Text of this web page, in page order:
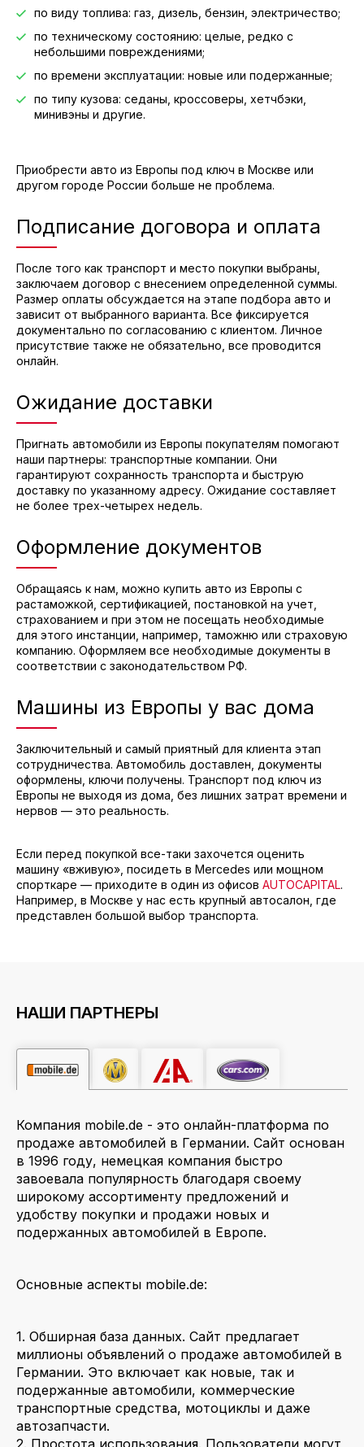
по виду топлива: газ, дизель, бензин, электричество;
по техническому состоянию: целые, редко с
небольшими повреждениями;
по времени эксплуатации: новые или подержанные;
по типу кузова: седаны, кроссоверы, хетчбэки,
минивэны и другие.
Приобрести авто из Европы под ключ в Москве или
другом городе России больше не проблема.
Подписание договора и оплата
После того как транспорт и место покупки выбраны,
заключаем договор с внесением определенной суммы.
Размер оплаты обсуждается на этапе подбора авто и
зависит от выбранного варианта. Все фиксируется
документально по согласованию с клиентом. Личное
присутствие также не обязательно, все проводится
онлайн.
Ожидание доставки
Пригнать автомобили из Европы покупателям помогают
наши партнеры: транспортные компании. Они
гарантируют сохранность транспорта и быструю
доставку по указанному адресу. Ожидание составляет
не более трех-четырех недель.
Оформление документов
Обращаясь к нам, можно купить авто из Европы с
растаможкой, сертификацией, постановкой на учет,
страхованием и при этом не посещать необходимые
для этого инстанции, например, таможню или страховую
компанию. Оформляем все необходимые документы в
соответствии с законодательством РФ.
Машины из Европы у вас дома
Заключительный и самый приятный для клиента этап
сотрудничества. Автомобиль доставлен, документы
оформлены, ключи получены. Транспорт под ключ из
Европы не выходя из дома, без лишних затрат времени и
нервов — это реальность.
Если перед покупкой все-таки захочется оценить
машину «вживую», посидеть в Mercedes или мощном
спорткаре — приходите в один из офисов AUTOCAPITAL.
Например, в Москве у нас есть крупный автосалон, где
представлен большой выбор транспорта.
НАШИ ПАРТНЕРЫ
Компания mobile.de - это онлайн-платформа по
продаже автомобилей в Германии. Сайт основан
в 1996 году, немецкая компания быстро
завоевала популярность благодаря своему
широкому ассортименту предложений и
удобству покупки и продажи новых и
подержанных автомобилей в Европе.
Основные аспекты mobile.de:
1. Обширная база данных. Сайт предлагает
миллионы объявлений о продаже автомобилей в
Германии. Это включает как новые, так и
подержанные автомобили, коммерческие
транспортные средства, мотоциклы и даже
автозапчасти.